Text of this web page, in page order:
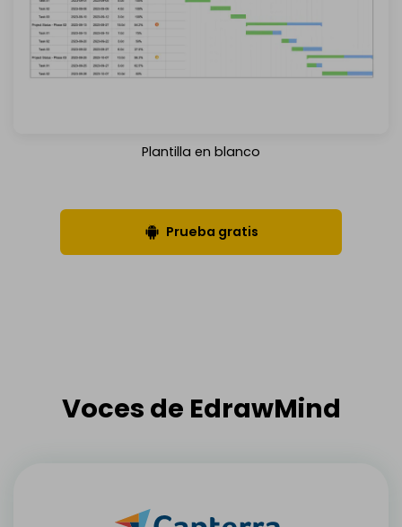
Descargar Saber más
Plantilla en blanco
Prueba gratis
Voces de EdrawMind